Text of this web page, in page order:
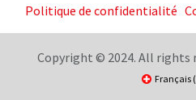
Politique de confidentialité
Copyright © 2024. All rights
Français